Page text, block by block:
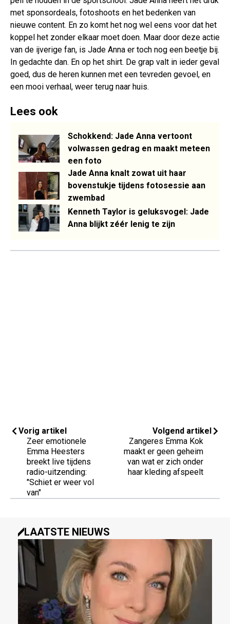
met sponsordeals, fotoshoots en het bedenken van
nieuwe content. En zo komt het nog wel eens voor dat het
koppel het zonder elkaar moet doen. Maar door deze actie
van de ijverige fan, is Jade Anna er toch nog een beetje bij.
In gedachte dan. En op het shirt. De grap valt in ieder geval
goed, dus de heren kunnen met een tevreden gevoel, en
een mooi verhaal, weer terug naar huis.
Lees ook
Schokkend: Jade Anna vertoont
volwassen gedrag en maakt meteen
een foto
Jade Anna knalt zowat uit haar
bovenstukje tijdens fotosessie aan
zwembad
Kenneth Taylor is geluksvogel: Jade
Anna blijkt zéér lenig te zijn
Vorig artikel
Zeer emotionele
Emma Heesters
breekt live tijdens
radio-uitzending:
"Schiet er weer vol
van"
Volgend artikel
Zangeres Emma Kok
maakt er geen geheim
van wat er zich onder
haar kleding afspeelt
LAATSTE NIEUWS